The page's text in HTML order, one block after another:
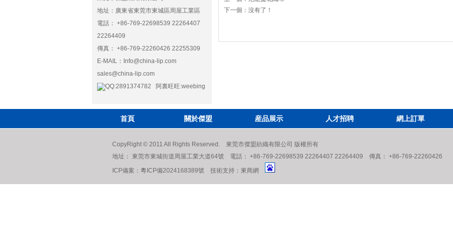
地址：廣東省東莞市東城區周屋工業區
電話： +86-769-22698539 22264407
22264409
傳真： +86-769-22260426 22255309
E-MAIL： Info@china-lip.com
sales@china-lip.com
QQ:2891374782 阿裏旺旺:weebing
下一個：沒有了！
首頁 關於傑盟 産品展示 人才招聘 網上訂單
CopyRight © 2011 All Rights Reserved. 東莞市傑盟紡織有限公司 版權所有
地址： 東莞市東城街道周屋工業大道64號 電話： +86-769-22698539 22264407 22264409 傳真： +86-769-22260426
ICP備案： 粵ICP備2024168389號 技術支持： 東商網